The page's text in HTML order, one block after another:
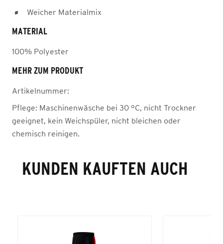
Weicher Materialmix
MATERIAL
100% Polyester
MEHR ZUM PRODUKT
Artikelnummer:
Pflege: Maschinenwäsche bei 30 °C, nicht Trockner
geeignet, kein Weichspüler, nicht bleichen oder
chemisch reinigen.
KUNDEN KAUFTEN AUCH